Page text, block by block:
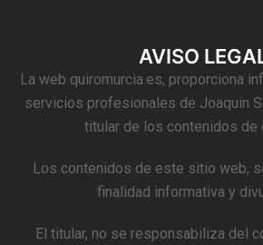
AVISO
La web quiromurcia.es, proporciona
servicios profesionales de Joaquin
titular de los contenidos de
Los contenidos de este sitio web,
finalidad informativa y
El titular, no se responsabiliza del